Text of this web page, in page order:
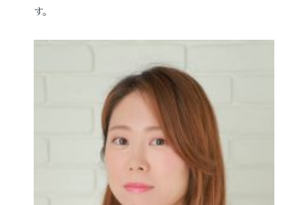
す。